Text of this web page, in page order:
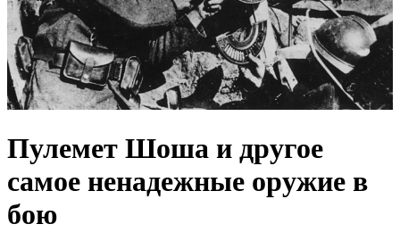
Пулемет Шоша и другое
самое ненадежные оружие в
бою